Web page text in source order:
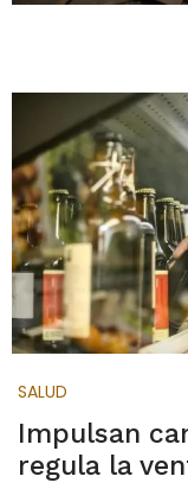
SALUD
Impulsan
regula la